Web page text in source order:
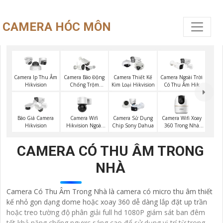
CAMERA HÓC MÔN
Camera Ip Thu Âm
Hikvision
Camera Báo Động
Chống Trộm
Camera Thiết Kế
Kim Loại Hikvision
Camera Ngoài Trời
Có Thu Âm Hik
Báo Giá Camera
Hikvision
Camera Wifi
Hikvision Ngoài
Camera Sử Dụng
Chip Sony Dahua
Camera Wifi Xoay
360 Trong Nhà
CAMERA CÓ THU ÂM TRONG
NHÀ
Camera Có Thu Âm Trong Nhà là camera có micro thu âm thiết
kế nhỏ gọn dạng dome hoặc xoay 360 dễ dàng lắp đặt up trần
hoặc treo tường độ phân giải full hd 1080P giám sát ban đêm